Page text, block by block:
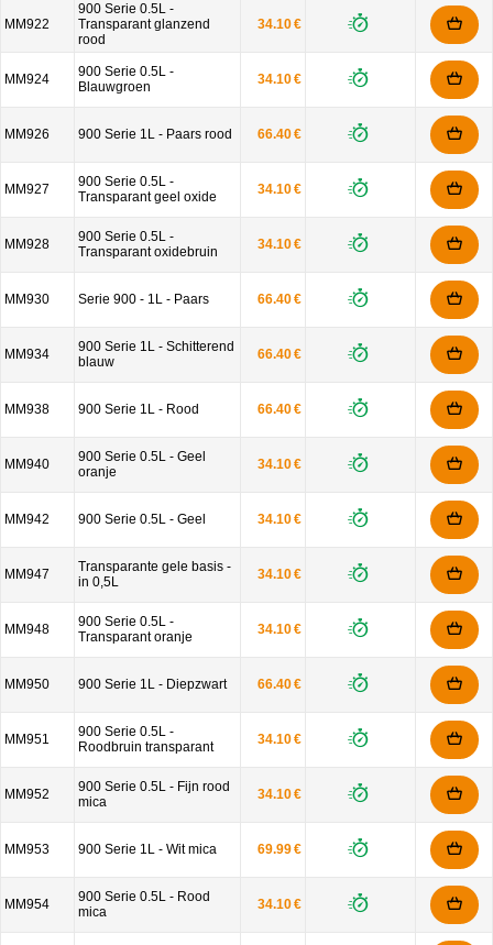
MM922
900 Serie 0.5L -
Transparant glanzend
rood
34.10 €
MM924
900 Serie 0.5L -
Blauwgroen
34.10 €
MM926 900 Serie 1L - Paars rood 66.40 €
MM927
900 Serie 0.5L -
Transparant geel oxide
34.10 €
MM928
900 Serie 0.5L -
Transparant oxidebruin
34.10 €
MM930 Serie 900 - 1L - Paars 66.40 €
MM934
900 Serie 1L - Schitterend
blauw
66.40 €
MM938 900 Serie 1L - Rood 66.40 €
MM940
900 Serie 0.5L - Geel
oranje
34.10 €
MM942 900 Serie 0.5L - Geel 34.10 €
MM947
Transparante gele basis -
in 0,5L
34.10 €
MM948
900 Serie 0.5L -
Transparant oranje
34.10 €
MM950 900 Serie 1L - Diepzwart 66.40 €
MM951
900 Serie 0.5L -
Roodbruin transparant
34.10 €
MM952
900 Serie 0.5L - Fijn rood
mica
34.10 €
MM953 900 Serie 1L - Wit mica 69.99 €
MM954
900 Serie 0.5L - Rood
mica
34.10 €